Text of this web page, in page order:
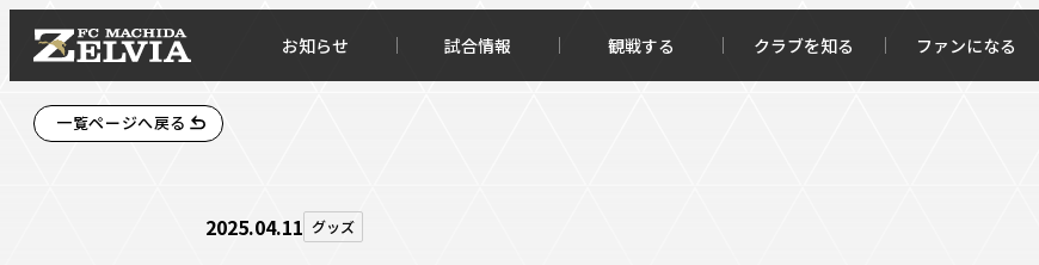
お知らせ 試合情報 観戦する クラブを知る ファンになる
一覧ページへ戻る
2025.04.11 グッズ